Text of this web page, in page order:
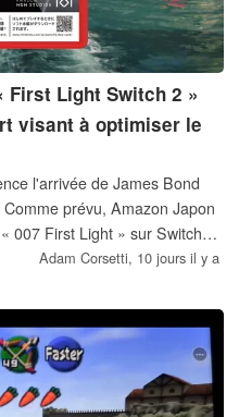
First Light Switch 2 »
visant à optimiser le
l'arrivée de James Bond
prévu, Amazon Japon
007 First Light » sur Switch 2
de « Hitman : World of
Adam Corsetti, 10 jours il y a